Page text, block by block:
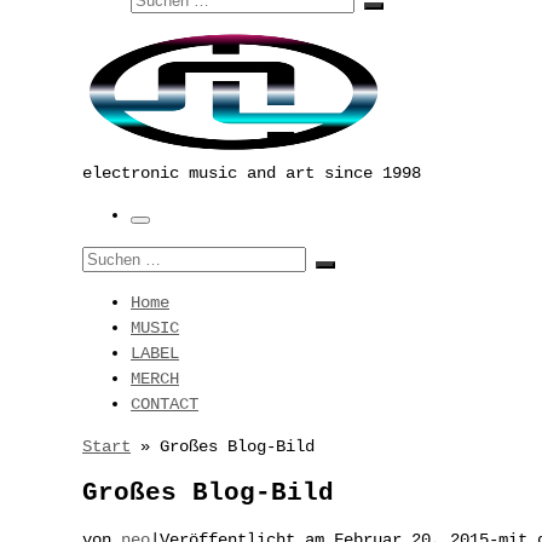
Suchen …
electronic music and art since 1998
Menü
Suche
Suchen …
Home
MUSIC
LABEL
MERCH
CONTACT
Start » Großes Blog-Bild
Großes Blog-Bild